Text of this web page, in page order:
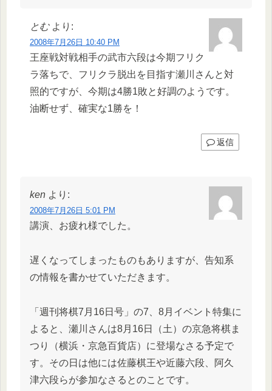
とむ より:
2008年7月26日 10:40 PM
王座戦対戦相手の武市六段は今期フリク
ラ落ちで、フリクラ脱出を目指す瀬川さんと対
照的ですが、今期は4勝1敗と好調のようです。
油断せず、確実な1勝を！
返信
ken より:
2008年7月26日 5:01 PM
講演、お疲れ様でした。
遅くなってしまったものもありますが、告知系
の情報を書かせていただきます。
「週刊将棋7月16日号」の7、8月イベント特集に
よると、瀬川さんは8月16日（土）の京急将棋ま
つり（横浜・京急百貨店）に登場なさる予定で
す。その日は他には佐藤棋王や近藤六段、阿久
津六段らが参加なさるとのことです。